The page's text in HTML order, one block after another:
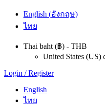
English (อังกฤษ)
ไทย
Thai baht (฿) - THB
United States (US)
Login / Register
English
ไทย